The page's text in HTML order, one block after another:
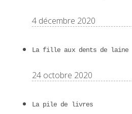
4 décembre 2020
La fille aux dents de laine
24 octobre 2020
La pile de livres